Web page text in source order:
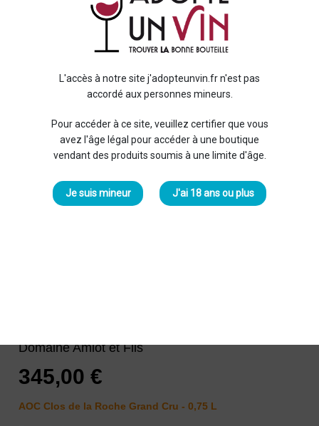
L'accès à notre site j'adopteunvin.fr n'est pas
accordé aux personnes mineurs.
Pour accéder à ce site, veuillez certifier que vous
avez l'âge légal pour accéder à une boutique
vendant des produits soumis à une limite d'âge.
Je suis mineur J'ai 18 ans ou plus
Domaine Amiot et Fils
345,00 €
AOC Clos de la Roche Grand Cru - 0,75 L